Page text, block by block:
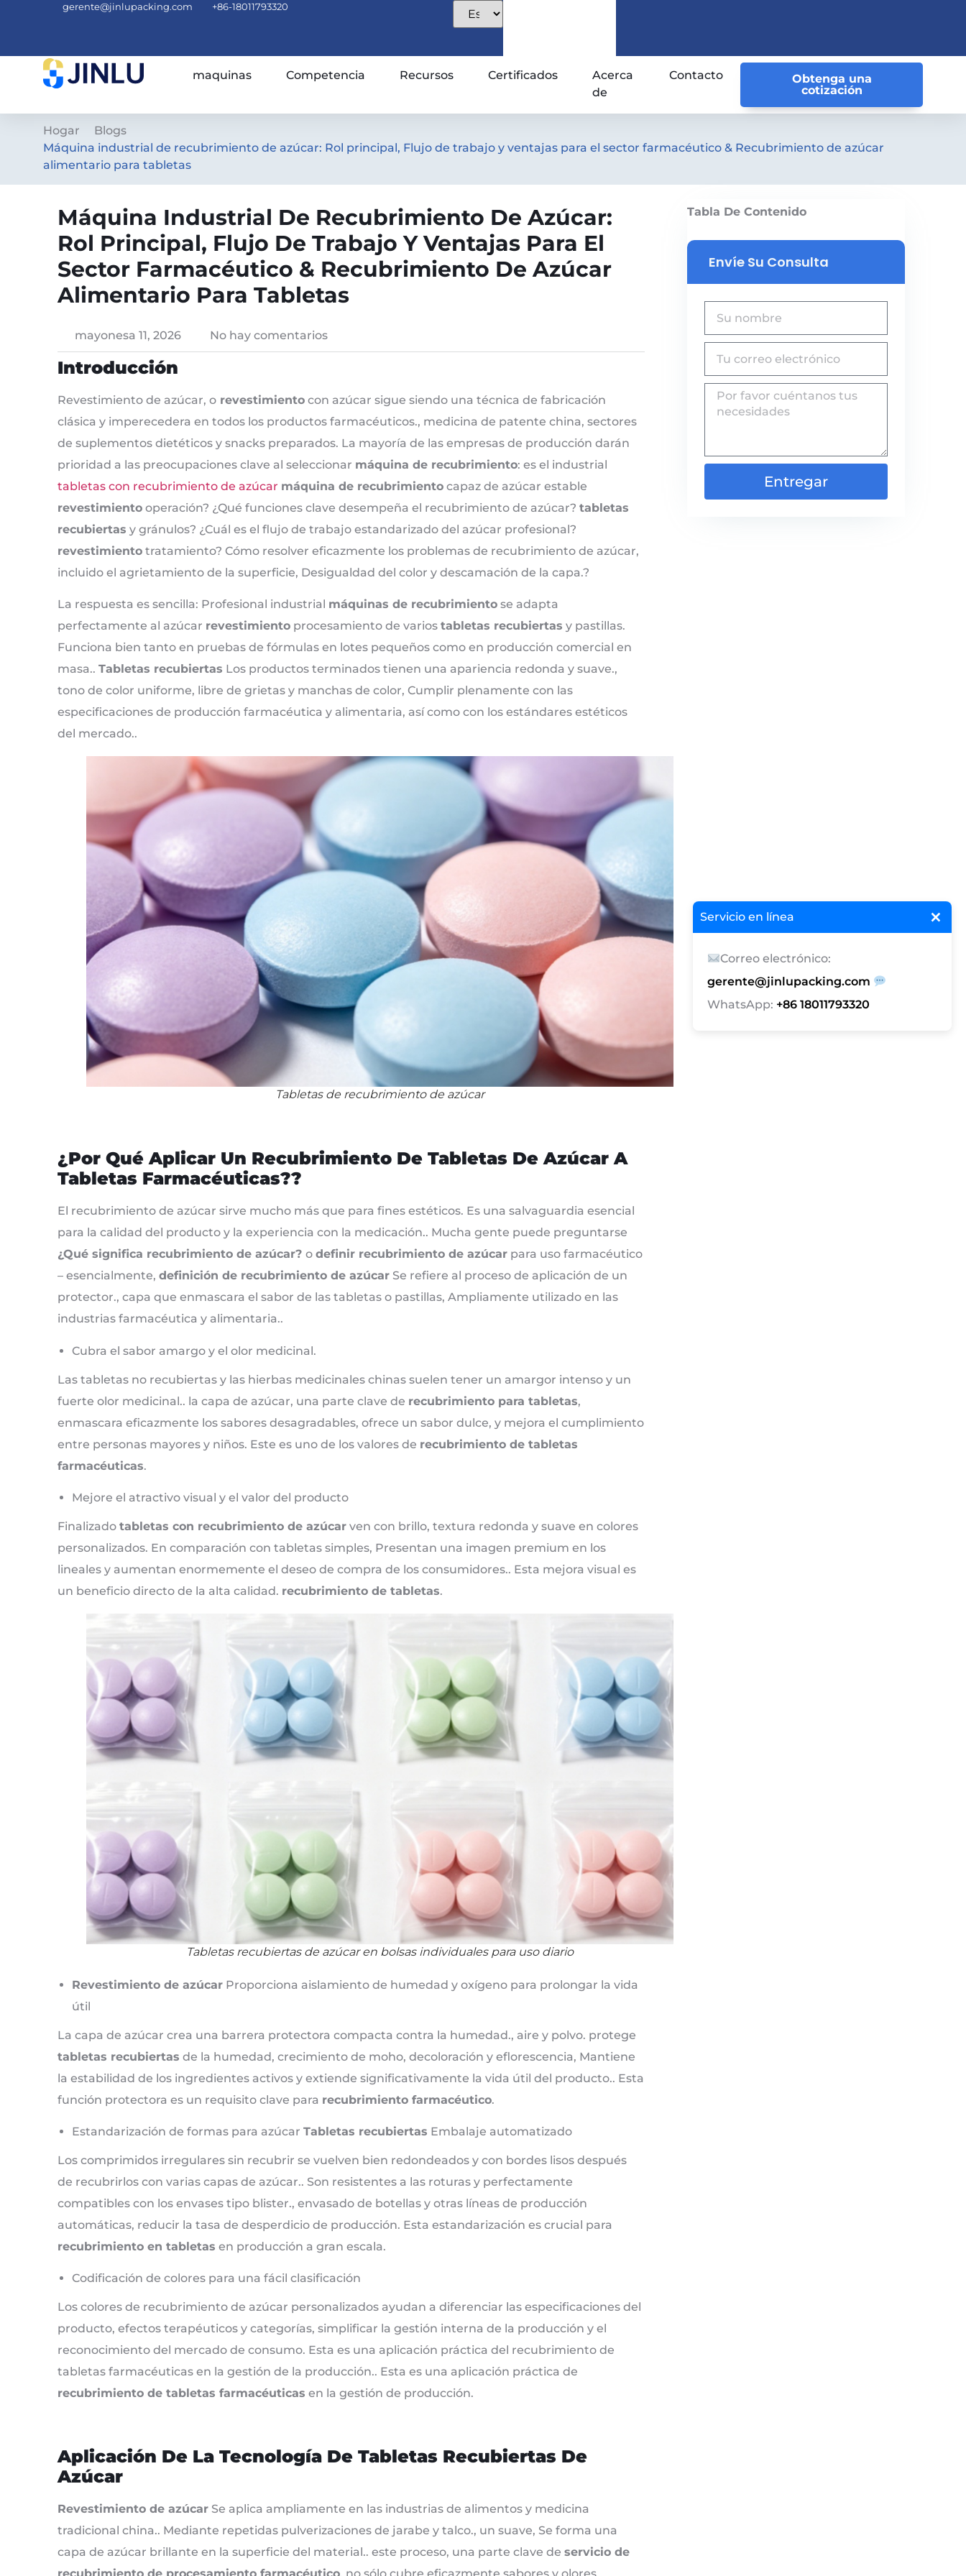
×
Servicio en línea
Correo electrónico:
gerente@jinlupacking.com
WhatsApp: +86 18011793320
gerente@jinlupacking.com +86-18011793320
maquinas Competencia Recursos Certificados
Acerca
de
Contacto
Obtenga una
cotización
Hogar
Blogs
Máquina industrial de recubrimiento de azúcar: Rol principal, Flujo de trabajo y ventajas para el sector farmacéutico & Recubrimiento de azúcar
alimentario para tabletas
Máquina Industrial De Recubrimiento De Azúcar:
Rol Principal, Flujo De Trabajo Y Ventajas Para El
Sector Farmacéutico & Recubrimiento De Azúcar
Alimentario Para Tabletas
mayonesa 11, 2026 No hay comentarios
Introducción
Revestimiento de azúcar, o revestimiento con azúcar sigue siendo una técnica de fabricación
clásica y imperecedera en todos los productos farmacéuticos., medicina de patente china, sectores
de suplementos dietéticos y snacks preparados. La mayoría de las empresas de producción darán
prioridad a las preocupaciones clave al seleccionar máquina de recubrimiento: es el industrial
tabletas con recubrimiento de azúcar máquina de recubrimiento capaz de azúcar estable
revestimiento operación? ¿Qué funciones clave desempeña el recubrimiento de azúcar? tabletas
recubiertas y gránulos? ¿Cuál es el flujo de trabajo estandarizado del azúcar profesional?
revestimiento tratamiento? Cómo resolver eficazmente los problemas de recubrimiento de azúcar,
incluido el agrietamiento de la superficie, Desigualdad del color y descamación de la capa.?
La respuesta es sencilla: Profesional industrial máquinas de recubrimiento se adapta
perfectamente al azúcar revestimiento procesamiento de varios tabletas recubiertas y pastillas.
Funciona bien tanto en pruebas de fórmulas en lotes pequeños como en producción comercial en
masa.. Tabletas recubiertas Los productos terminados tienen una apariencia redonda y suave.,
tono de color uniforme, libre de grietas y manchas de color, Cumplir plenamente con las
especificaciones de producción farmacéutica y alimentaria, así como con los estándares estéticos
del mercado..
Tabletas de recubrimiento de azúcar
¿Por Qué Aplicar Un Recubrimiento De Tabletas De Azúcar A
Tabletas Farmacéuticas??
El recubrimiento de azúcar sirve mucho más que para fines estéticos. Es una salvaguardia esencial
para la calidad del producto y la experiencia con la medicación.. Mucha gente puede preguntarse
¿Qué significa recubrimiento de azúcar? o definir recubrimiento de azúcar para uso farmacéutico
– esencialmente, definición de recubrimiento de azúcar Se refiere al proceso de aplicación de un
protector., capa que enmascara el sabor de las tabletas o pastillas, Ampliamente utilizado en las
industrias farmacéutica y alimentaria..
Cubra el sabor amargo y el olor medicinal.
Las tabletas no recubiertas y las hierbas medicinales chinas suelen tener un amargor intenso y un
fuerte olor medicinal.. la capa de azúcar, una parte clave de recubrimiento para tabletas,
enmascara eficazmente los sabores desagradables, ofrece un sabor dulce, y mejora el cumplimiento
entre personas mayores y niños. Este es uno de los valores de recubrimiento de tabletas
farmacéuticas.
Mejore el atractivo visual y el valor del producto
Finalizado tabletas con recubrimiento de azúcar ven con brillo, textura redonda y suave en colores
personalizados. En comparación con tabletas simples, Presentan una imagen premium en los
lineales y aumentan enormemente el deseo de compra de los consumidores.. Esta mejora visual es
un beneficio directo de la alta calidad. recubrimiento de tabletas.
Tabletas recubiertas de azúcar en bolsas individuales para uso diario
Revestimiento de azúcar Proporciona aislamiento de humedad y oxígeno para prolongar la vida
útil
La capa de azúcar crea una barrera protectora compacta contra la humedad., aire y polvo. protege
tabletas recubiertas de la humedad, crecimiento de moho, decoloración y eflorescencia, Mantiene
la estabilidad de los ingredientes activos y extiende significativamente la vida útil del producto.. Esta
función protectora es un requisito clave para recubrimiento farmacéutico.
Estandarización de formas para azúcar Tabletas recubiertas Embalaje automatizado
Los comprimidos irregulares sin recubrir se vuelven bien redondeados y con bordes lisos después
de recubrirlos con varias capas de azúcar.. Son resistentes a las roturas y perfectamente
compatibles con los envases tipo blister., envasado de botellas y otras líneas de producción
automáticas, reducir la tasa de desperdicio de producción. Esta estandarización es crucial para
recubrimiento en tabletas en producción a gran escala.
Codificación de colores para una fácil clasificación
Los colores de recubrimiento de azúcar personalizados ayudan a diferenciar las especificaciones del
producto, efectos terapéuticos y categorías, simplificar la gestión interna de la producción y el
reconocimiento del mercado de consumo. Esta es una aplicación práctica del recubrimiento de
tabletas farmacéuticas en la gestión de la producción.. Esta es una aplicación práctica de
recubrimiento de tabletas farmacéuticas en la gestión de producción.
Aplicación De La Tecnología De Tabletas Recubiertas De
Azúcar
Revestimiento de azúcar Se aplica ampliamente en las industrias de alimentos y medicina
tradicional china.. Mediante repetidas pulverizaciones de jarabe y talco., un suave, Se forma una
capa de azúcar brillante en la superficie del material.. este proceso, una parte clave de servicio de
Tabla De Contenido
Envíe Su Consulta
Entregar